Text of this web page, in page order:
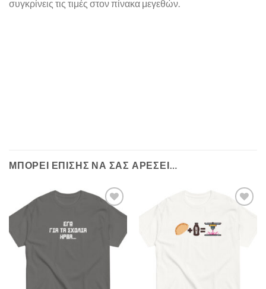
συγκρίνεις τις τιμές στον πίνακα μεγεθών.
ΜΠΟΡΕΊ ΕΠΊΣΗΣ ΝΑ ΣΑΣ ΑΡΈΣΕΙ…
Πρόσθήκη
στην λίστα